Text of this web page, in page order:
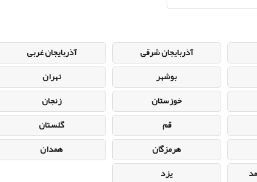
آذربایجان شرقی آذربایجان غربی
بوشهر تهران
خوزستان زنجان
قم گلستان
هرمزگان همدان
یزد